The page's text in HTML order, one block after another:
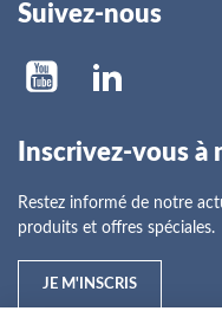
Suivez-nous
Inscrivez-vous
Restez informé de notre
produits et offres spéciales.
JE M'INSCRIS